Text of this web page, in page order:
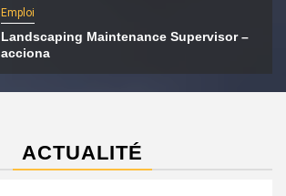
Emploi
Landscaping Maintenance Supervisor –
acciona
ACTUALITÉ